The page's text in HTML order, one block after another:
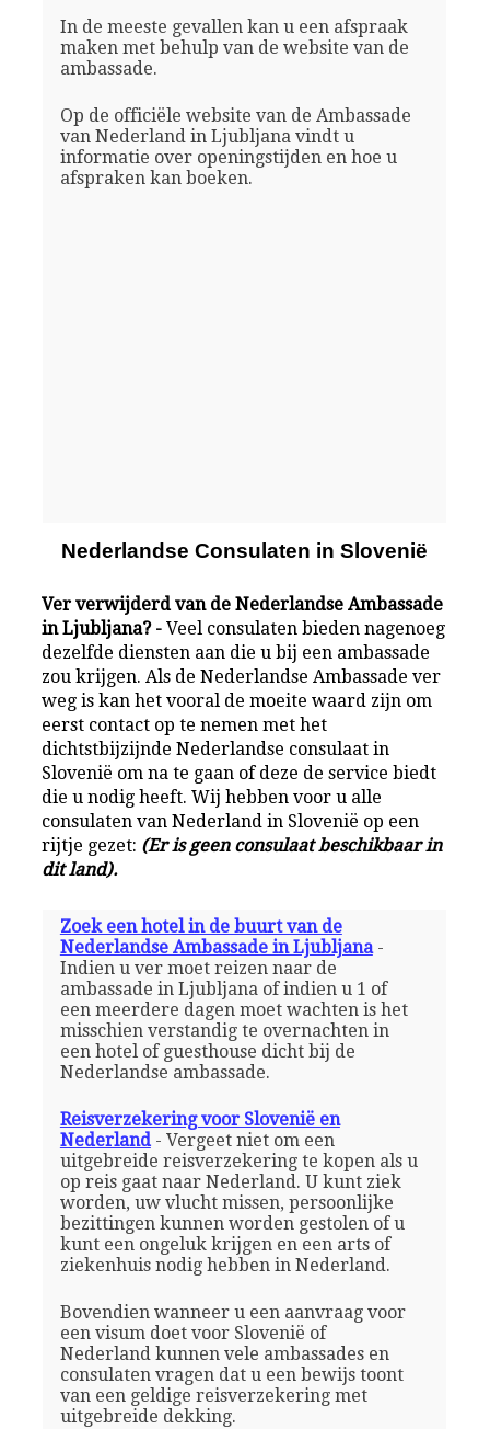
In de meeste gevallen kan u een afspraak
maken met behulp van de website van de
ambassade.
Op de officiële website van de Ambassade
van Nederland in Ljubljana vindt u
informatie over openingstijden en hoe u
afspraken kan boeken.
Nederlandse Consulaten in Slovenië
Ver verwijderd van de Nederlandse Ambassade
in Ljubljana? -Veel consulaten bieden nagenoeg
dezelfde diensten aan die u bij een ambassade
zou krijgen. Als de Nederlandse Ambassade ver
weg is kan het vooral de moeite waard zijn om
eerst contact op te nemen met het
dichtstbijzijnde Nederlandse consulaat in
Slovenië om na te gaan of deze de service biedt
die u nodig heeft. Wij hebben voor u alle
consulaten van Nederland in Slovenië op een
rijtje gezet: (Er is geen consulaat beschikbaar in
dit land).
Zoek een hotel in de buurt van de
Nederlandse Ambassade in Ljubljana-
Indien u ver moet reizen naar de
ambassade in Ljubljana of indien u 1 of
een meerdere dagen moet wachten is het
misschien verstandig te overnachten in
een hotel of guesthouse dicht bij de
Nederlandse ambassade.
Reisverzekering voor Slovenië en
Nederland- Vergeet niet om een
uitgebreide reisverzekering te kopen als u
op reis gaat naar Nederland. U kunt ziek
worden, uw vlucht missen, persoonlijke
bezittingen kunnen worden gestolen of u
kunt een ongeluk krijgen en een arts of
ziekenhuis nodig hebben in Nederland.
Bovendien wanneer u een aanvraag voor
een visum doet voor Slovenië of
Nederland kunnen vele ambassades en
consulaten vragen dat u een bewijs toont
van een geldige reisverzekering met
uitgebreide dekking.